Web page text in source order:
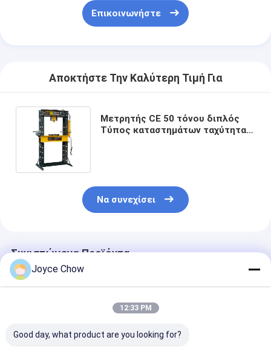
Επικοινωνήστε
Αποκτήστε Την Καλύτερη Τιμή Για
Μετρητής CE 50 τόνου διπλός
Τύπος καταστημάτων ταχύτητας
Να συνεχίσει
Συνιστώμενα Προϊόντα
Joyce Chow
12:33 PM
Good day, what product are you looking for?